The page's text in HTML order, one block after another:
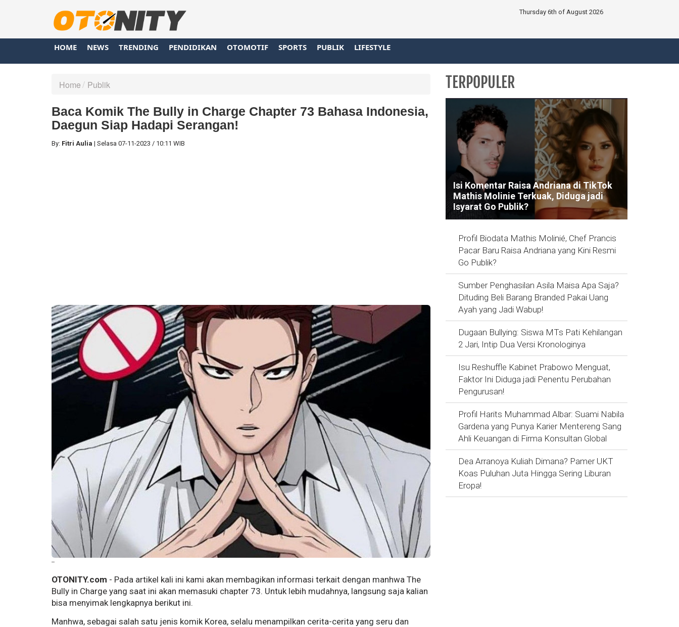
Thursday 6th of August 2026
HOME NEWS TRENDING PENDIDIKAN OTOMOTIF SPORTS PUBLIK LIFESTYLE
Home Publik
Baca Komik The Bully in Charge Chapter 73 Bahasa Indonesia,
Daegun Siap Hadapi Serangan!
By: Fitri Aulia | Selasa 07-11-2023 / 10:11 WIB
--
OTONITY.com - Pada artikel kali ini kami akan membagikan informasi terkait dengan manhwa The
Bully in Charge yang saat ini akan memasuki chapter 73. Untuk lebih mudahnya, langsung saja kalian
bisa menyimak lengkapnya berikut ini.
Manhwa, sebagai salah satu jenis komik Korea, selalu menampilkan cerita-cerita yang seru dan
TERPOPULER
Isi Komentar Raisa Andriana di TikTok
Mathis Molinie Terkuak, Diduga jadi
Isyarat Go Publik?
Profil Biodata Mathis Molinié, Chef Prancis
Pacar Baru Raisa Andriana yang Kini Resmi
Go Publik?
Sumber Penghasilan Asila Maisa Apa Saja?
Dituding Beli Barang Branded Pakai Uang
Ayah yang Jadi Wabup!
Dugaan Bullying: Siswa MTs Pati Kehilangan
2 Jari, Intip Dua Versi Kronologinya
Isu Reshuffle Kabinet Prabowo Menguat,
Faktor Ini Diduga jadi Penentu Perubahan
Pengurusan!
Profil Harits Muhammad Albar: Suami Nabila
Gardena yang Punya Karier Mentereng Sang
Ahli Keuangan di Firma Konsultan Global
Dea Arranoya Kuliah Dimana? Pamer UKT
Koas Puluhan Juta Hingga Sering Liburan
Eropa!